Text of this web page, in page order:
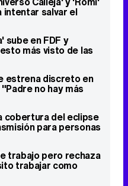
intentar salvar el
sube en FDF y
más visto de las
estrena discreto en
no hay más
cobertura del eclipse
para personas
trabajo pero rechaza
trabajar como